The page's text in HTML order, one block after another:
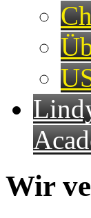
Wir